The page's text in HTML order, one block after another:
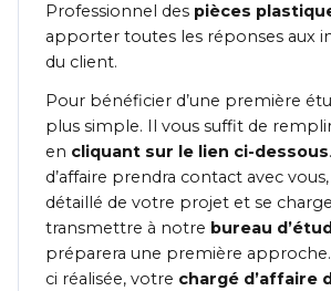
Professionnel des pièces
apporter toutes les réponses aux
du client.
Pour bénéficier d’une première
plus simple. Il vous suffit de
en cliquant sur le lien ci-dessous
d’affaire prendra contact avec
détaillé de votre projet et se
transmettre à notre bureau
préparera une première
ci réalisée, votre chargé d’affaire